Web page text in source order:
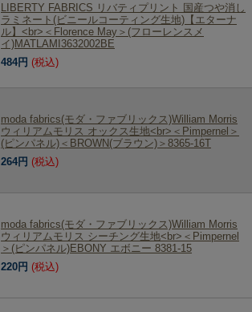
LIBERTY FABRICS リバティプリント 国産つや消し
ラミネート(ビニールコーティング生地)【エターナ
ル】<br>＜Florence May＞(フローレンスメ
イ)MATLAMI3632002BE
484円 (税込)
moda fabrics(モダ・ファブリックス)William Morris
ウィリアムモリス オックス生地<br>＜Pimpernel＞
(ピンパネル)＜BROWN(ブラウン)＞8365-16T
264円 (税込)
moda fabrics(モダ・ファブリックス)William Morris
ウィリアムモリス シーチング生地<br>＜Pimpernel
＞(ピンパネル)EBONY エボニー 8381-15
220円 (税込)